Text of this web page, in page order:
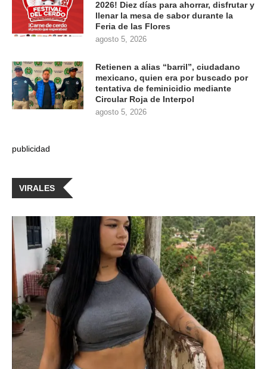
2026! Diez días para ahorrar, disfrutar y
llenar la mesa de sabor durante la
Feria de las Flores
agosto 5, 2026
Retienen a alias “barril”, ciudadano
mexicano, quien era por buscado por
tentativa de feminicidio mediante
Circular Roja de Interpol
agosto 5, 2026
publicidad
VIRALES